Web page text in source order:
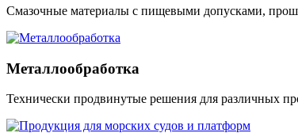
Смазочные материалы с пищевыми допусками,
Металлообработка
Технически продвинутые решения для различных